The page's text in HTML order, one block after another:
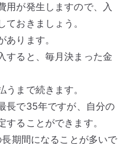
用が発生しますので、入
おきましょう。
ります。
すると、毎月決まった金
まで続きます。
長で35年ですが、自分の
ることができます。
期間になることが多いで